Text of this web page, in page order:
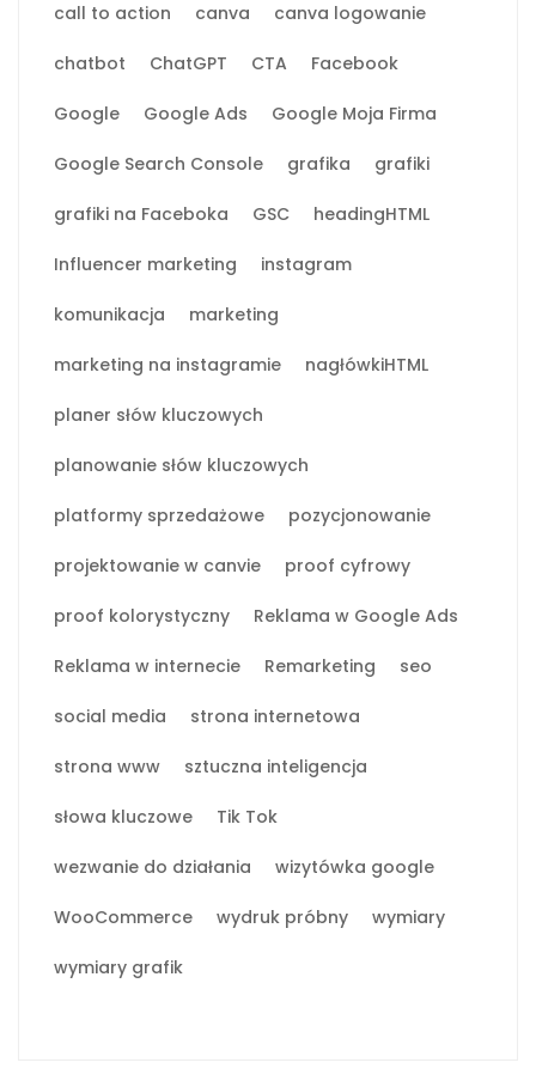
call to action canva canva logowanie
chatbot ChatGPT CTA Facebook
Google Google Ads Google Moja Firma
Google Search Console grafika grafiki
grafiki na Faceboka GSC headingHTML
Influencer marketing instagram
komunikacja marketing
marketing na instagramie nagłówkiHTML
planer słów kluczowych
planowanie słów kluczowych
platformy sprzedażowe pozycjonowanie
projektowanie w canvie proof cyfrowy
proof kolorystyczny Reklama w Google Ads
Reklama w internecie Remarketing seo
social media strona internetowa
strona www sztuczna inteligencja
słowa kluczowe Tik Tok
wezwanie do działania wizytówka google
WooCommerce wydruk próbny wymiary
wymiary grafik